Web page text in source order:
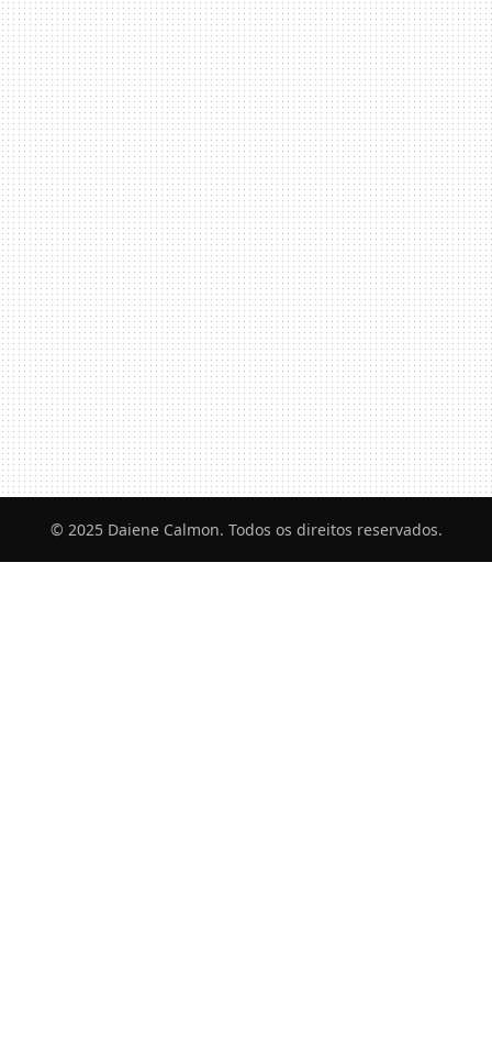
© 2025 Daiene Calmon. Todos os direitos reservados.